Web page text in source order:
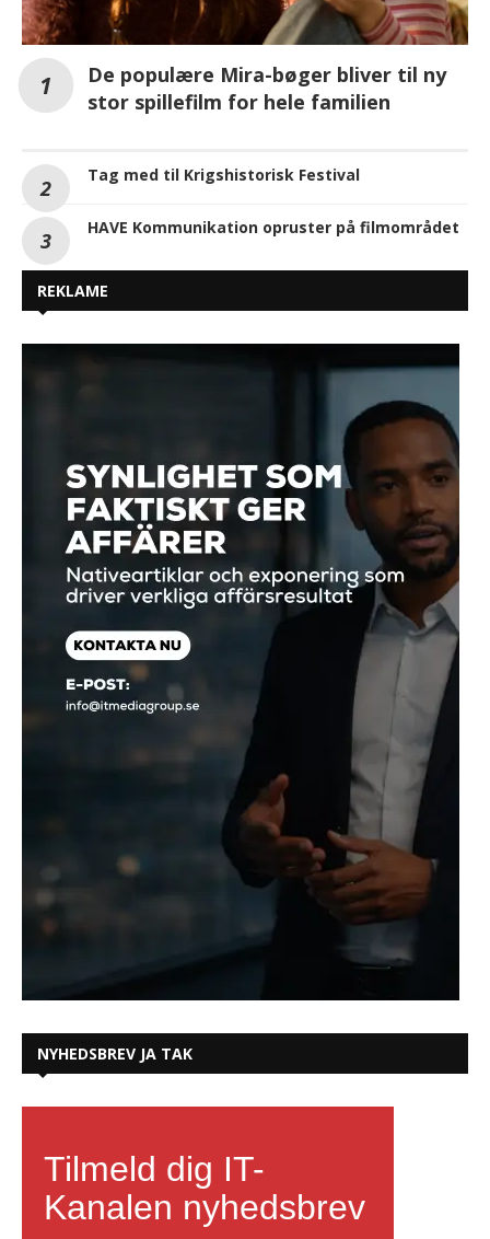
De populære Mira-bøger bliver til ny
stor spillefilm for hele familien
Tag med til Krigshistorisk Festival
HAVE Kommunikation opruster på filmområdet
REKLAME
NYHEDSBREV JA TAK